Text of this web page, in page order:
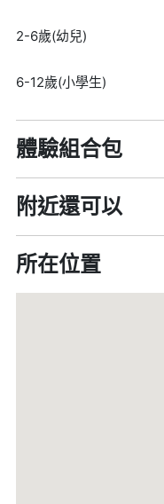
2-6歲(幼兒)
6-12歲(小學生)
體驗組合包
附近還可以
所在位置